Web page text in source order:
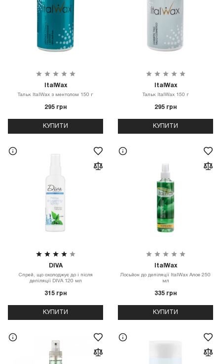
ItalWax
Тальк ItalWax з ментолом 150 г
295 грн
КУПИТИ
ItalWax
Тальк ItalWax 150 г
295 грн
КУПИТИ
DIVA
Спрей, що охолоджує до і після
депіляції DIVA 120 мл
315 грн
КУПИТИ
ItalWax
Лосьйон до депіляції ItalWax Алое 250
мл
335 грн
КУПИТИ